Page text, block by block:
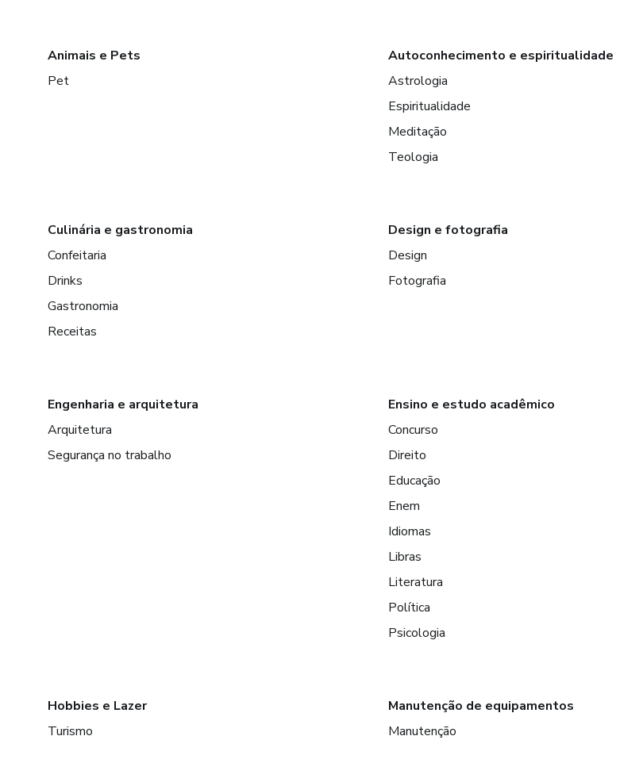
Animais e Pets
Pet
Autoconhecimento e espiritualidade
Astrologia
Espiritualidade
Meditação
Teologia
Culinária e gastronomia
Confeitaria
Drinks
Gastronomia
Receitas
Design e fotografia
Design
Fotografia
Engenharia e arquitetura
Arquitetura
Segurança no trabalho
Ensino e estudo acadêmico
Concurso
Direito
Educação
Enem
Idiomas
Libras
Literatura
Política
Psicologia
Hobbies e Lazer
Turismo
Manutenção de equipamentos
Manutenção